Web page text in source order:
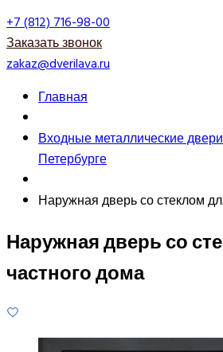
+7 (812) 716-98-00
Заказать звонок
zakaz@dverilava.ru
Главная
Входные металлические
Петербурге
Наружная дверь со стеклом
Наружная дверь со
частного дома